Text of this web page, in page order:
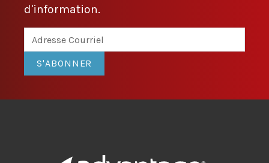
d'information.
S'ABONNER